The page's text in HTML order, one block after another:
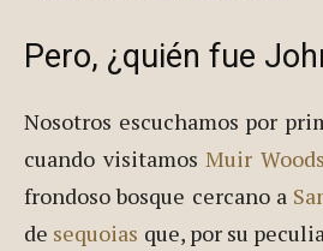
Pero, ¿quién fue
Nosotros escuchamos por
cuando visitamos Muir Woods
frondoso bosque cercano a
de sequoias que, por su